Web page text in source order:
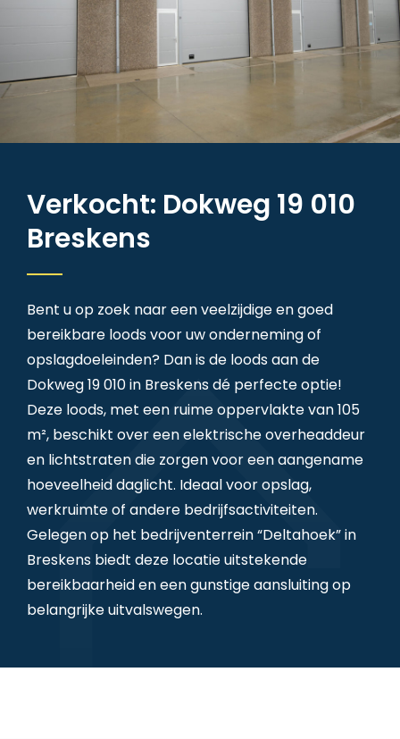
Verkocht: Dokweg 19 010
Breskens
Bent u op zoek naar een veelzijdige en goed
bereikbare loods voor uw onderneming of
opslagdoeleinden? Dan is de loods aan de
Dokweg 19 010 in Breskens dé perfecte optie!
Deze loods, met een ruime oppervlakte van 105
m², beschikt over een elektrische overheaddeur
en lichtstraten die zorgen voor een aangename
hoeveelheid daglicht. Ideaal voor opslag,
werkruimte of andere bedrijfsactiviteiten.
Gelegen op het bedrijventerrein “Deltahoek” in
Breskens biedt deze locatie uitstekende
bereikbaarheid en een gunstige aansluiting op
belangrijke uitvalswegen.